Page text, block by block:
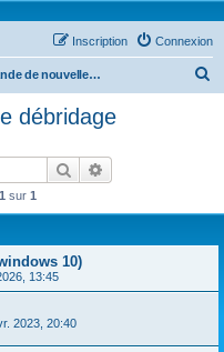
Connexion
Inscription
Demande de nouvelle clé de débridage
débridage
Rechercher
1 sur 1
10)
13:45
2023, 20:40